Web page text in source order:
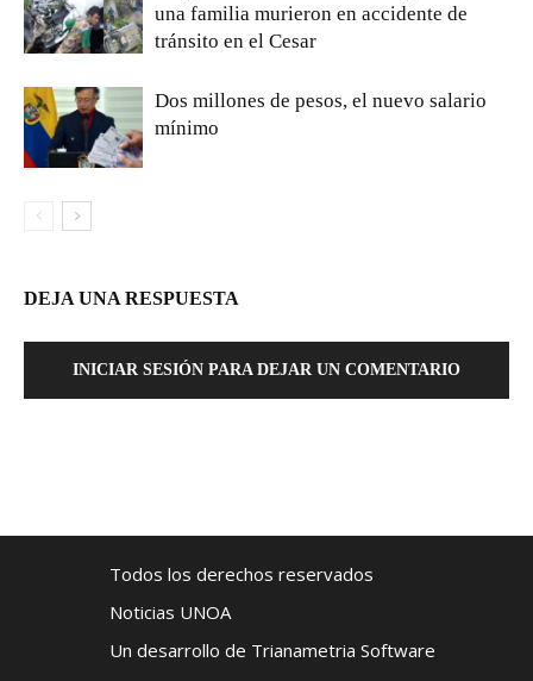
una familia murieron en accidente de
tránsito en el Cesar
Dos millones de pesos, el nuevo salario
mínimo
DEJA UNA RESPUESTA
INICIAR SESIÓN PARA DEJAR UN COMENTARIO
Todos los derechos reservados
Noticias UNOA
Un desarrollo de Trianametria Software